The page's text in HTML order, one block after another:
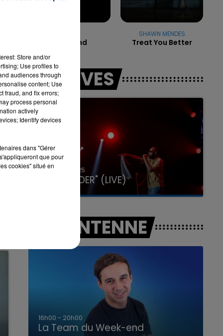
LA TEAM DU WEEK-END
Girlfriend
SHAWN MENDES
Treat You Better
LES LIVES
31 janvier 2025
GIMS "SPIDER" (LIVE)
A L'ANTENNE
7h00 - 12h00
La Team du Week-end
Store and/or
Use profiles to
audiences through
content; Use
fraud, and fix errors;
process personal
actively
Identify devices
dans "Gérer
que pour
cookies" situé en